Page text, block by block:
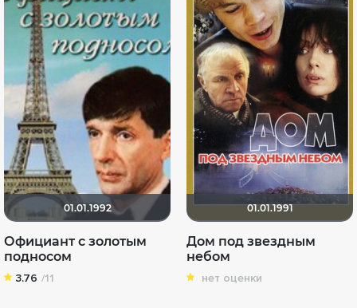
01.01.1992
Официант с золотым
подносом
3.76 /11
01.01.1991
Дом под звездным
небом
нет оценки